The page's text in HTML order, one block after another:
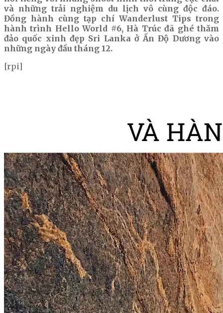
và những trải nghiệm du lịch vô cùng độc đáo.
Đồng hành cùng tạp chí Wanderlust Tips trong
hành trình Hello World #6, Hà Trúc đã ghé thăm
đảo quốc xinh đẹp Sri Lanka ở Ấn Độ Dương vào
những ngày đầu tháng 12.
[rpi]